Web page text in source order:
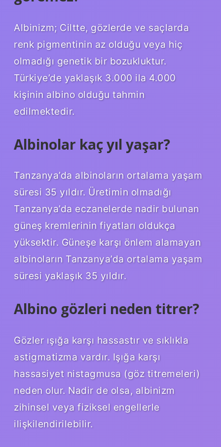
Albinizm; Ciltte, gözlerde ve saçlarda
renk pigmentinin az olduğu veya hiç
olmadığı genetik bir bozukluktur.
Türkiye’de yaklaşık 3.000 ila 4.000
kişinin albino olduğu tahmin
edilmektedir.
Albinolar kaç yıl yaşar?
Tanzanya’da albinoların ortalama yaşam
süresi 35 yıldır. Üretimin olmadığı
Tanzanya’da eczanelerde nadir bulunan
güneş kremlerinin fiyatları oldukça
yüksektir. Güneşe karşı önlem alamayan
albinoların Tanzanya’da ortalama yaşam
süresi yaklaşık 35 yıldır.
Albino gözleri neden titrer?
Gözler ışığa karşı hassastır ve sıklıkla
astigmatizma vardır. Işığa karşı
hassasiyet nistagmusa (göz titremeleri)
neden olur. Nadir de olsa, albinizm
zihinsel veya fiziksel engellerle
ilişkilendirilebilir.